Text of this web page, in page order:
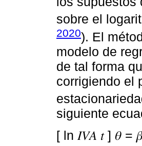
sobre el
2020). El
modelo de
de tal forma
corrigiendo el
siguiente
[ ln 𝐼𝑉𝐴 𝑡 ] 𝜃 =